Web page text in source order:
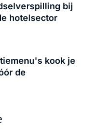
bij
hotelsector
kook je
de